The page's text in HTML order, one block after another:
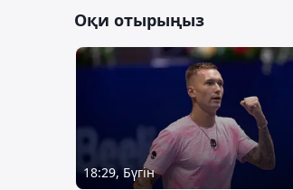
Оқи отырыңыз
18:29, Бүгін